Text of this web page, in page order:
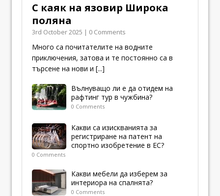
С каяк на язовир Широка
поляна
3rd October 2025 | 0 Comments
Много са почитателите на водните
приключения, затова и те постоянно са в
търсене на нови и [...]
Вълнуващо ли е да отидем на
рафтинг тур в чужбина?
0 Comments
Какви са изискванията за
регистриране на патент на
спортно изобретение в ЕС?
0 Comments
Какви мебели да изберем за
интериора на спалнята?
0 Comments